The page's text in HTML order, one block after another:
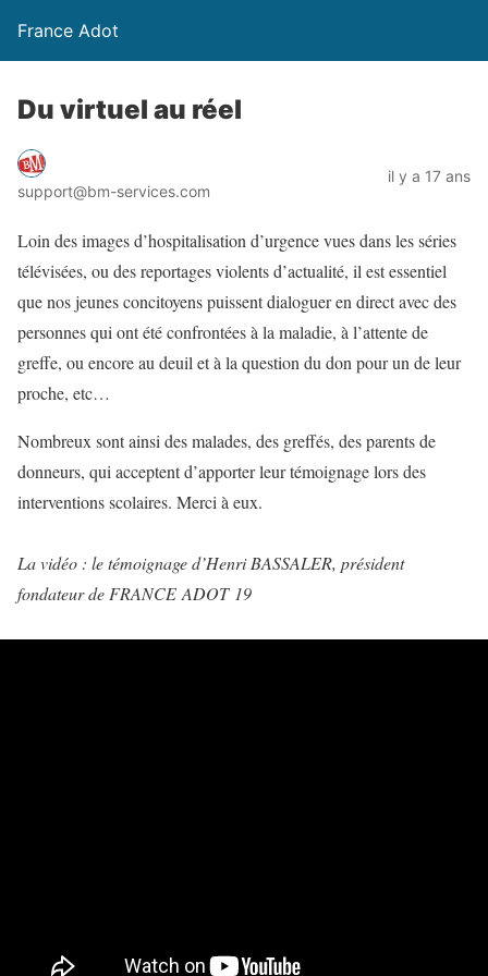
France Adot
Du virtuel au réel
support@bm-services.com
il y a 17 ans
Loin des images d’hospitalisation d’urgence vues dans les séries
télévisées, ou des reportages violents d’actualité, il est essentiel
que nos jeunes concitoyens puissent dialoguer en direct avec des
personnes qui ont été confrontées à la maladie, à l’attente de
greffe, ou encore au deuil et à la question du don pour un de leur
proche, etc…
Nombreux sont ainsi des malades, des greffés, des parents de
donneurs, qui acceptent d’apporter leur témoignage lors des
interventions scolaires. Merci à eux.
La vidéo : le témoignage d’Henri BASSALER, président
fondateur de FRANCE ADOT 19